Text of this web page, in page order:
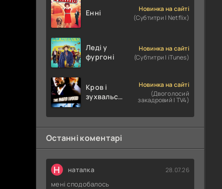
Енні
Новинка на сайті
(Субтитри | Netflix)
Леді у
фургоні
Новинка на сайті
(Субтитри | iTunes)
Кров і
зухвальство
пограбування
Новинка на сайті
(Двоголосий
закадровий | TV4)
Останні коментарі
Н наталка 28.07.26
мені сподобалось